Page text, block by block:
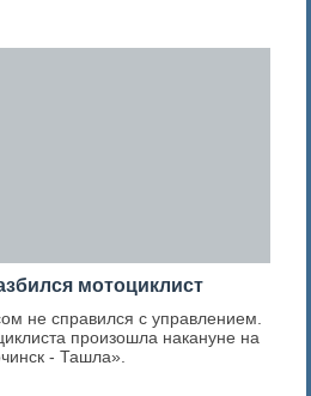
мотоциклист
не справился с управлением.
произошла накануне на
- Ташла».